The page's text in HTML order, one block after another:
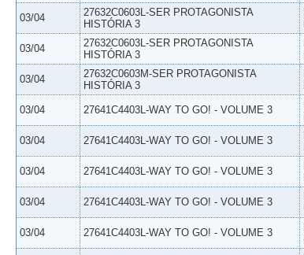
03/04
27632C0603L-SER PROTAGONISTA
HISTÓRIA 3
03/04
27632C0603L-SER PROTAGONISTA
HISTÓRIA 3
03/04
27632C0603M-SER PROTAGONISTA
HISTÓRIA 3
03/04 27641C4403L-WAY TO GO! - VOLUME 3
03/04 27641C4403L-WAY TO GO! - VOLUME 3
03/04 27641C4403L-WAY TO GO! - VOLUME 3
03/04 27641C4403L-WAY TO GO! - VOLUME 3
03/04 27641C4403L-WAY TO GO! - VOLUME 3